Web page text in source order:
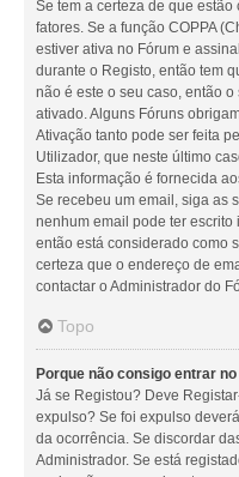
Se tem a certeza de que
fatores. Se a função COPPA
estiver ativa no Fórum e
durante o Registo, então tem
não é este o seu caso, então
ativado. Alguns Fóruns
Ativação tanto pode ser feita
Utilizador, que neste último
Esta informação é fornecida
Se recebeu um email, siga as
nenhum email pode ter
então está considerado como
certeza que o endereço de
contactar o Administrador do
Topo
Porque não consigo entrar
Já se Registou? Deve
expulso? Se foi expulso
da ocorrência. Se discordar
Administrador. Se está